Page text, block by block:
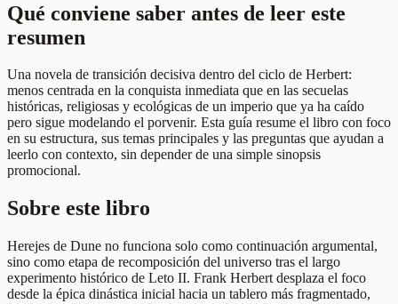
Qué conviene saber antes de leer este
resumen
Una novela de transición decisiva dentro del ciclo de Herbert:
menos centrada en la conquista inmediata que en las secuelas
históricas, religiosas y ecológicas de un imperio que ya ha caído
pero sigue modelando el porvenir. Esta guía resume el libro con foco
en su estructura, sus temas principales y las preguntas que ayudan a
leerlo con contexto, sin depender de una simple sinopsis
promocional.
Sobre este libro
Herejes de Dune no funciona solo como continuación argumental,
sino como etapa de recomposición del universo tras el largo
experimento histórico de Leto II. Frank Herbert desplaza el foco
desde la épica dinástica inicial hacia un tablero más fragmentado,